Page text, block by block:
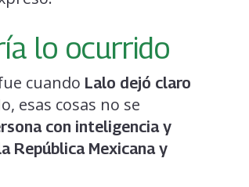
lo ocurrido
cuando Lalo dejó claro
esas cosas no se
con inteligencia y
República Mexicana y